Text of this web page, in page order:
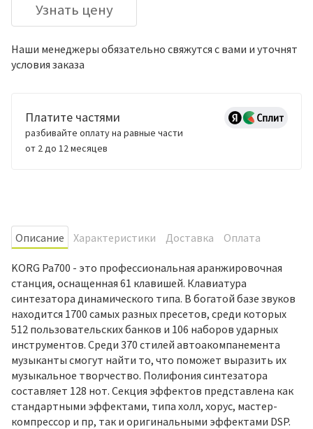
Узнать цену
Наши менеджеры обязательно свяжутся с вами и уточнят
условия заказа
Платите частями
разбивайте оплату на равные части
от 2 до 12 месяцев
Oписание Характеристики Доставка Оплата
KORG Pa700 - это профессиональная аранжировочная
станция, оснащенная 61 клавишей. Клавиатура
синтезатора динамического типа. В богатой базе звуков
находится 1700 самых разных пресетов, среди которых
512 пользовательских банков и 106 наборов ударных
инструментов. Среди 370 стилей автоакомпанемента
музыканты смогут найти то, что поможет выразить их
музыкальное творчество. Полифония синтезатора
составляет 128 нот. Секция эффектов представлена как
стандартными эффектами, типа холл, хорус, мастер-
компрессор и пр, так и оригинальными эффектами DSP.